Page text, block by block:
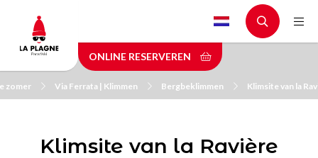
main
content
ONLINE RESERVEREN
zomer Via Ferrata | Klimmen Bergbeklimmen Klimsite van la
Klimsite van la Ravière